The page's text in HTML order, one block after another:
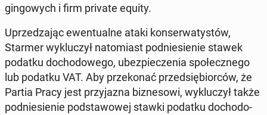
gin­go­wych i firm private equity.
Uprze­dza­jąc ewen­tu­al­ne ataki kon­ser­wa­ty­stów,
Starmer wy­klu­czył na­to­miast pod­nie­sie­nie stawek
podatku do­cho­do­we­go, ubez­pie­cze­nia spo­łecz­ne­go
lub podatku VAT. Aby prze­ko­nać przed­się­bior­ców, że
Partia Pracy jest przy­ja­zna biz­ne­so­wi, wy­klu­czył także
pod­nie­sie­nie pod­sta­wo­wej stawki podatku do­cho­do­